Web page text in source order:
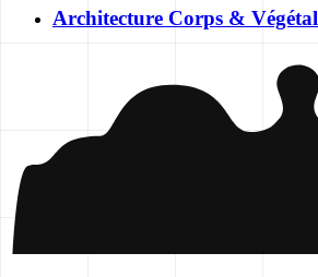
Architecture Corps & Végétal